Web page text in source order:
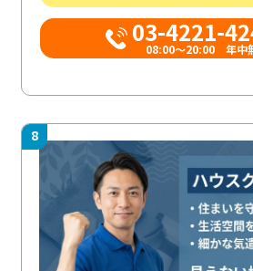
03-4221-
08:00～20:00 年中
8